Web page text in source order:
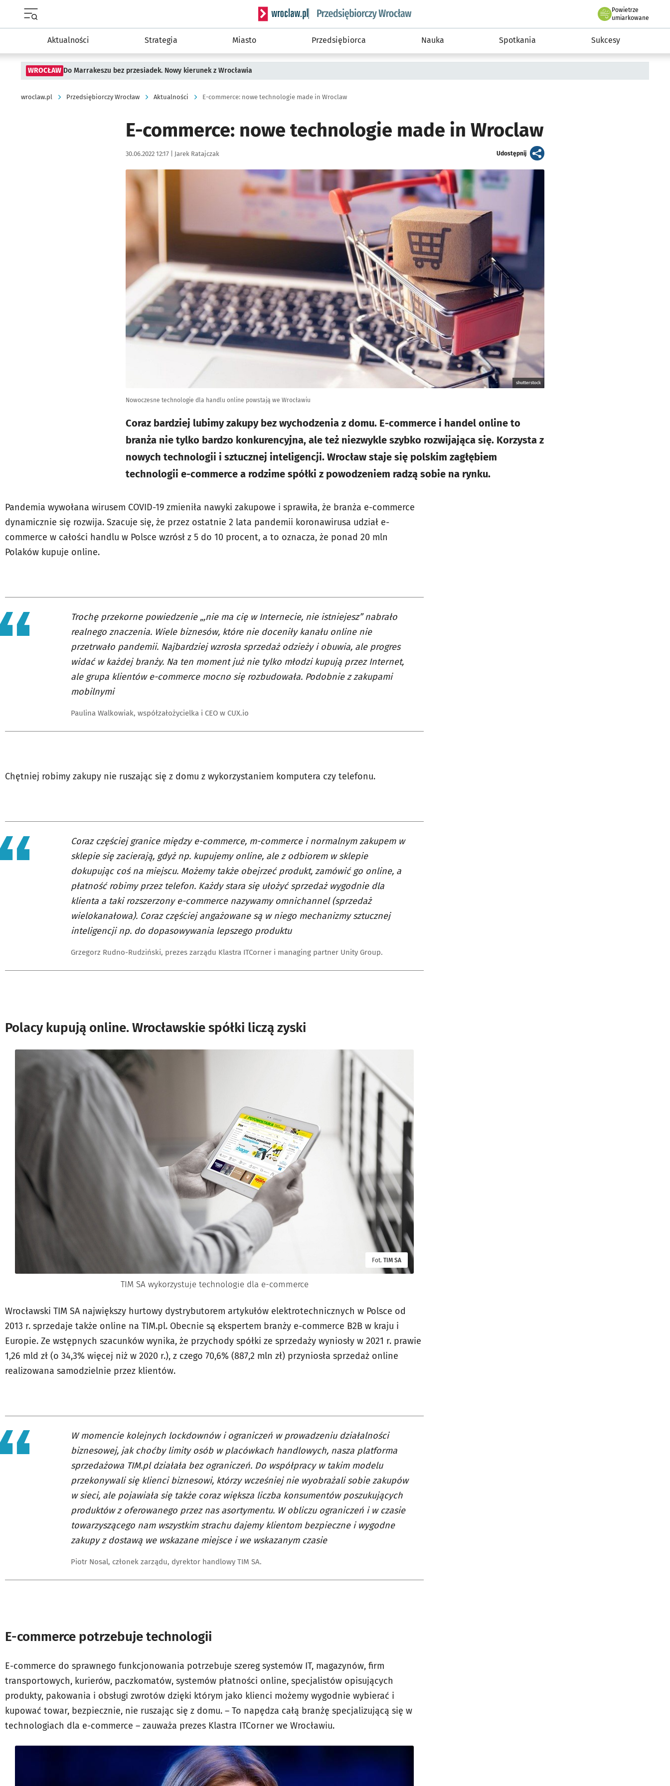
Serwis informacyjny wroclaw.pl podserwis: Strategia rozwoju przedsiębiorczości miasta Wrocławia
Powietrze
we Wrocławiu
umiarkowane
Aktualności Strategia Miasto Przedsiębiorca Nauka Spotkania Sukcesy
WROCŁAW Do Marrakeszu bez przesiadek. Nowy kierunek z Wrocławia
wroclaw.pl Przedsiębiorczy Wrocław Aktualności E-commerce: nowe technologie made in Wroclaw
E-commerce: nowe technologie made in Wroclaw
Data publikacji:
30.06.2022 12:17 | Autor:
Jarek Ratajczak Udostępnijartykuł
Kliknij, aby powiększyć
shutterstock
Nowoczesne technologie dla handlu online powstają we Wrocławiu
Coraz bardziej lubimy zakupy bez wychodzenia z domu. E-commerce i handel online to
branża nie tylko bardzo konkurencyjna, ale też niezwykle szybko rozwijająca się. Korzysta z
nowych technologii i sztucznej inteligencji. Wrocław staje się polskim zagłębiem
technologii e-commerce a rodzime spółki z powodzeniem radzą sobie na rynku.
Pandemia wywołana wirusem COVID-19 zmieniła nawyki zakupowe i sprawiła, że branża e-commerce
dynamicznie się rozwija. Szacuje się, że przez ostatnie 2 lata pandemii koronawirusa udział e-
commerce w całości handlu w Polsce wzrósł z 5 do 10 procent, a to oznacza, że ponad 20 mln
Polaków kupuje online.
Trochę przekorne powiedzenie „,nie ma cię w Internecie, nie istniejesz” nabrało
realnego znaczenia. Wiele biznesów, które nie doceniły kanału online nie
przetrwało pandemii. Najbardziej wzrosła sprzedaż odzieży i obuwia, ale progres
widać w każdej branży. Na ten moment już nie tylko młodzi kupują przez Internet,
ale grupa klientów e-commerce mocno się rozbudowała. Podobnie z zakupami
mobilnymi
Paulina Walkowiak, współzałożycielka i CEO w CUX.io
Chętniej robimy zakupy nie ruszając się z domu z wykorzystaniem komputera czy telefonu.
Coraz częściej granice między e-commerce, m-commerce i normalnym zakupem w
sklepie się zacierają, gdyż np. kupujemy online, ale z odbiorem w sklepie
dokupując coś na miejscu. Możemy także obejrzeć produkt, zamówić go online, a
płatność robimy przez telefon. Każdy stara się ułożyć sprzedaż wygodnie dla
klienta a taki rozszerzony e-commerce nazywamy omnichannel (sprzedaż
wielokanałowa). Coraz częściej angażowane są w niego mechanizmy sztucznej
inteligencji np. do dopasowywania lepszego produktu
Grzegorz Rudno-Rudziński, prezes zarządu Klastra ITCorner i managing partner Unity Group.
Polacy kupują online. Wrocławskie spółki liczą zyski
Fot. TIM SA
TIM SA wykorzystuje technologie dla e-commerce
Wrocławski TIM SA największy hurtowy dystrybutorem artykułów elektrotechnicznych w Polsce od
2013 r. sprzedaje także online na TIM.pl. Obecnie są ekspertem branży e-commerce B2B w kraju i
Europie. Ze wstępnych szacunków wynika, że przychody spółki ze sprzedaży wyniosły w 2021 r. prawie
1,26 mld zł (o 34,3% więcej niż w 2020 r.), z czego 70,6% (887,2 mln zł) przyniosła sprzedaż online
realizowana samodzielnie przez klientów.
W momencie kolejnych lockdownów i ograniczeń w prowadzeniu działalności
biznesowej, jak choćby limity osób w placówkach handlowych, nasza platforma
sprzedażowa TIM.pl działała bez ograniczeń. Do współpracy w takim modelu
przekonywali się klienci biznesowi, którzy wcześniej nie wyobrażali sobie zakupów
w sieci, ale pojawiała się także coraz większa liczba konsumentów poszukujących
produktów z oferowanego przez nas asortymentu. W obliczu ograniczeń i w czasie
towarzyszącego nam wszystkim strachu dajemy klientom bezpieczne i wygodne
zakupy z dostawą we wskazane miejsce i we wskazanym czasie
Piotr Nosal, członek zarządu, dyrektor handlowy TIM SA.
E-commerce potrzebuje technologii
E-commerce do sprawnego funkcjonowania potrzebuje szereg systemów IT, magazynów, firm
transportowych, kurierów, paczkomatów, systemów płatności online, specjalistów opisujących
produkty, pakowania i obsługi zwrotów dzięki którym jako klienci możemy wygodnie wybierać i
kupować towar, bezpiecznie, nie ruszając się z domu. – To napędza całą branżę specjalizującą się w
technologiach dla e-commerce – zauważa prezes Klastra ITCorner we Wrocławiu.